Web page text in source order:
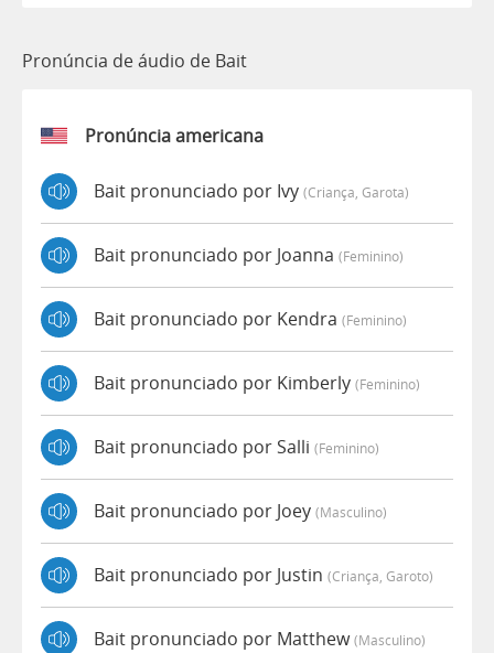
Pronúncia de áudio de Bait
Pronúncia americana
Bait pronunciado por Ivy (criança, Garota)
Bait pronunciado por Joanna (feminino)
Bait pronunciado por Kendra (feminino)
Bait pronunciado por Kimberly (feminino)
Bait pronunciado por Salli (feminino)
Bait pronunciado por Joey (masculino)
Bait pronunciado por Justin (criança, Garoto)
Bait pronunciado por Matthew(masculino)